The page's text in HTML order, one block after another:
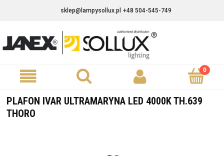
sklep@lampysollux.pl +48 504-545-749
PLAFON IVAR ULTRAMARYNA LED 4000K TH.639
THORO